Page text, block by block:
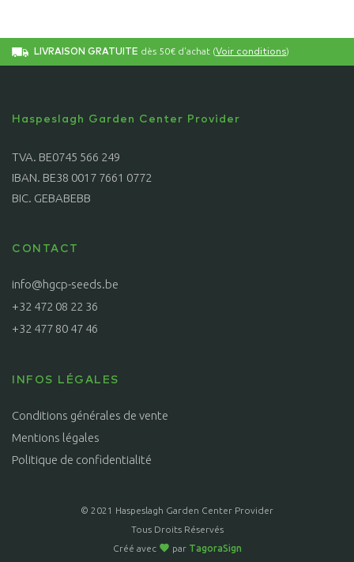
LIVRAISON GRATUITE dès 50€ d'achat (Voir conditions)
Haspeslagh Garden Center Provider
TVA. BE0745 566 249
IBAN. BE38 0017 7661 0772
BIC. GEBABEBB
CONTACT
info@hgcp-seeds.be
+32 472 08 22 36
+32 477 80 47 46
INFOS LÉGALES
Conditions générales de vente
Mentions légales
Politique de confidentialité
© 2021 Haspeslagh Garden Center Provider
Tous Droits Réservés
Créé avec
par TagoraSign